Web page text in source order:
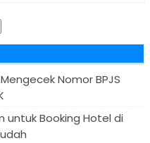
Nomor BPJS
Booking Hotel di